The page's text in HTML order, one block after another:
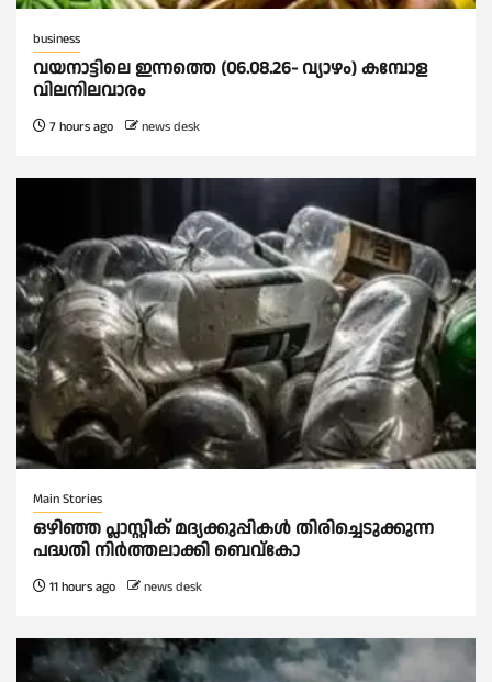
business
വയനാട്ടിലെ ഇന്നത്തെ (06.08.26- വ്യാഴം) കമ്പോള
വിലനിലവാരം
7 hours ago news desk
Main Stories
ഒഴിഞ്ഞ പ്ലാസ്റ്റിക് മദ്യക്കുപ്പികള്‍ തിരിച്ചെടുക്കുന്ന
പദ്ധതി നിര്‍ത്തലാക്കി ബെവ്കോ
11 hours ago news desk